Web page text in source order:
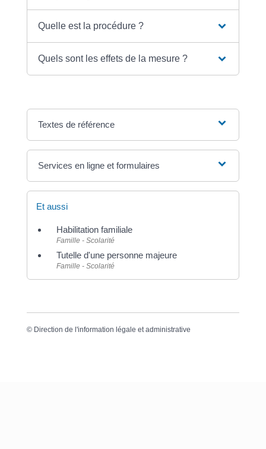
Quelle est la procédure ?
Quels sont les effets de la mesure ?
Textes de référence
Services en ligne et formulaires
Et aussi
Habilitation familiale
Famille - Scolarité
Tutelle d'une personne majeure
Famille - Scolarité
© Direction de l'information légale et administrative